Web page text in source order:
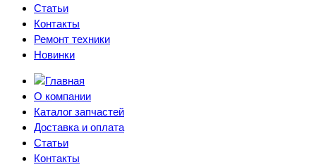
Статьи
Контакты
Ремонт техники
Новинки
О компании
Каталог запчастей
Доставка и оплата
Статьи
Контакты